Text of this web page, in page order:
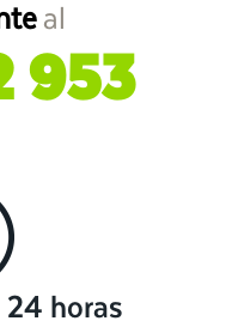
al
953
horas